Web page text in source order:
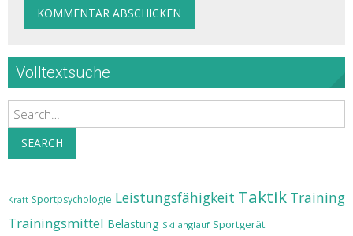
Volltextsuche
Search
SEARCH
Kraft Sportpsychologie Leistungsfähigkeit Taktik Training
Trainingsmittel Belastung Skilanglauf Sportgerät